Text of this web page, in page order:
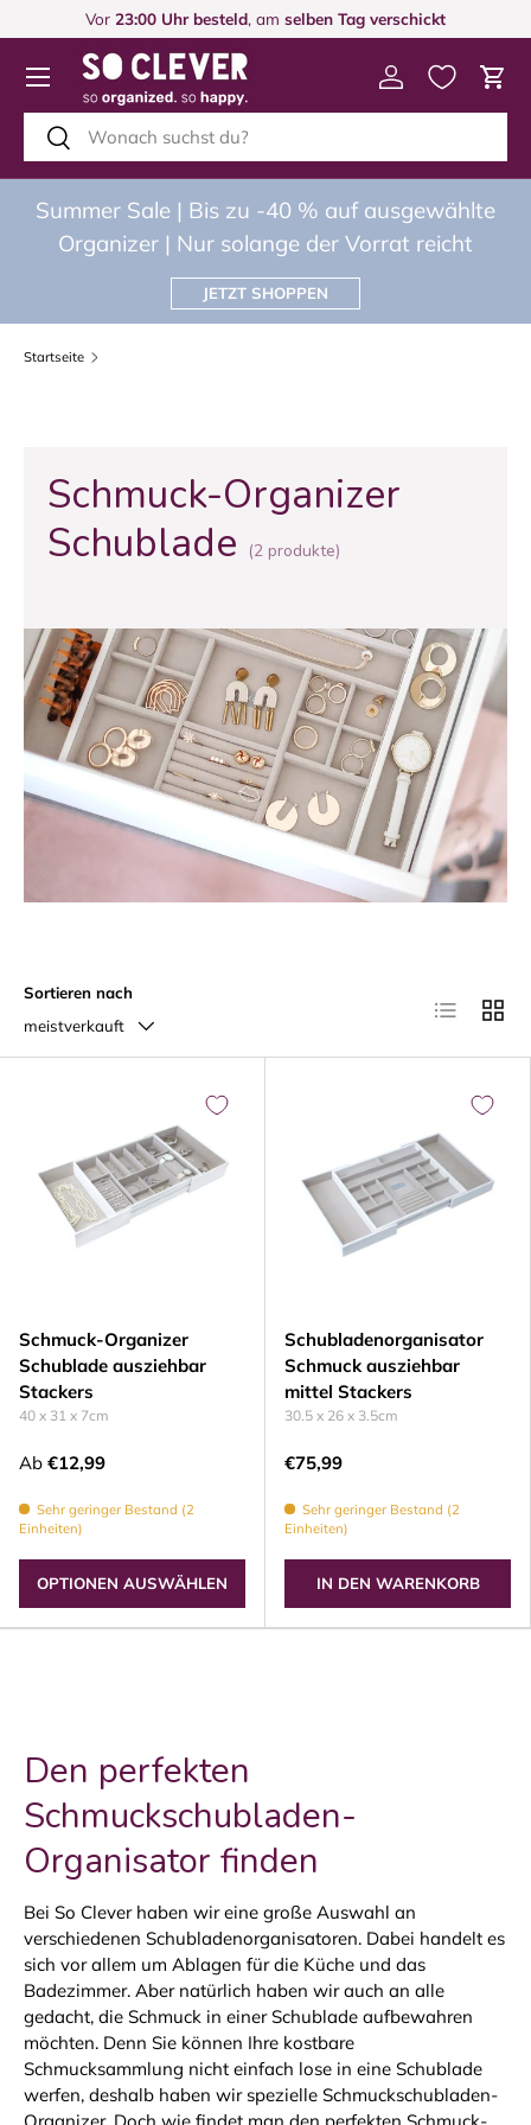
DIREKT ZUM INHALT
Vor 23:00 Uhr besteld, am selben Tag verschickt
Suchen
Suchen
Einloggen
Menü
Summer Sale | Bis zu -40 % auf ausgewählte
Organizer | Nur solange der Vorrat reicht
JETZT SHOPPEN
Startseite
Schmuck-Organizer
Schublade
(2 produkte)
Sortieren nach
meistverkauft
Produktliste
Schmuck-Organizer
Schublade ausziehbar
Stackers
40 x 31 x 7cm
Ab €12,99
Sehr geringer Bestand (2
Einheiten)
OPTIONEN AUSWÄHLEN
Schubladenorganisator
Schmuck ausziehbar
mittel Stackers
30.5 x 26 x 3.5cm
€75,99
Sehr geringer Bestand (2
Einheiten)
IN DEN WARENKORB
Den perfekten
Schmuckschubladen-
Organisator finden
Bei So Clever haben wir eine große Auswahl an
verschiedenen Schubladenorganisatoren. Dabei handelt es
sich vor allem um Ablagen für die Küche und das
Badezimmer. Aber natürlich haben wir auch an alle
gedacht, die Schmuck in einer Schublade aufbewahren
möchten. Denn Sie können Ihre kostbare
Schmucksammlung nicht einfach lose in eine Schublade
werfen, deshalb haben wir spezielle Schmuckschubladen-